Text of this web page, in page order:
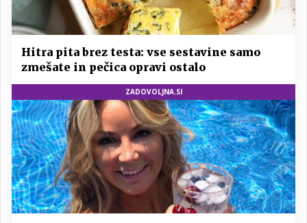
Hitra pita brez testa: vse sestavine samo
zmešate in pečica opravi ostalo
ZADOVOLJNA.SI